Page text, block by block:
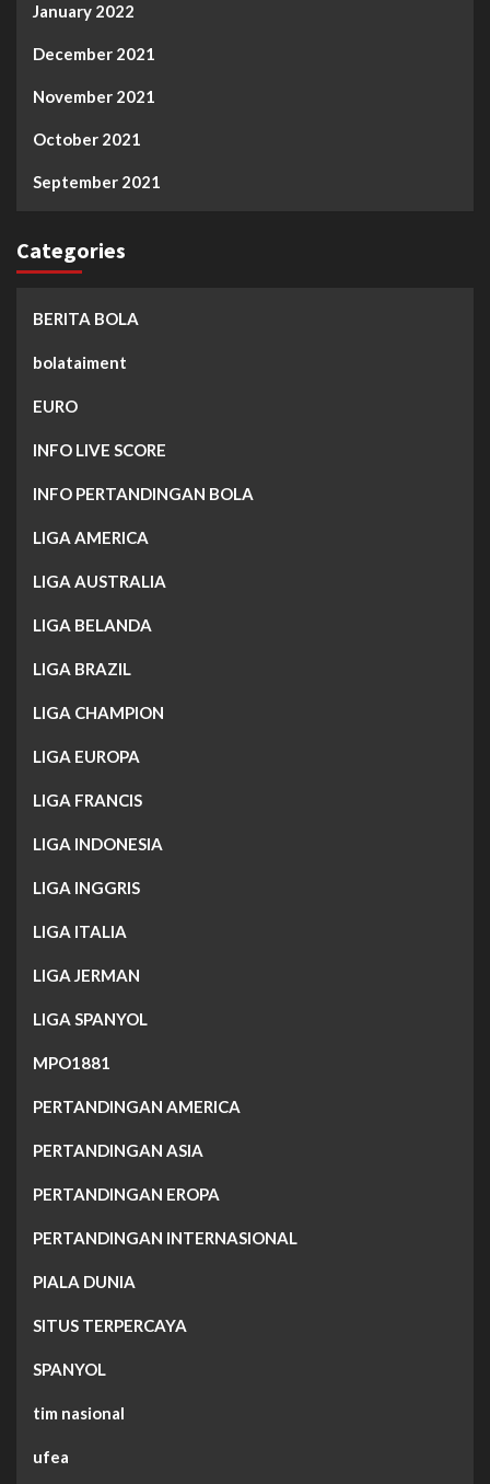
January 2022
December 2021
November 2021
October 2021
September 2021
Categories
BERITA BOLA
bolataiment
EURO
INFO LIVE SCORE
INFO PERTANDINGAN BOLA
LIGA AMERICA
LIGA AUSTRALIA
LIGA BELANDA
LIGA BRAZIL
LIGA CHAMPION
LIGA EUROPA
LIGA FRANCIS
LIGA INDONESIA
LIGA INGGRIS
LIGA ITALIA
LIGA JERMAN
LIGA SPANYOL
MPO1881
PERTANDINGAN AMERICA
PERTANDINGAN ASIA
PERTANDINGAN EROPA
PERTANDINGAN INTERNASIONAL
PIALA DUNIA
SITUS TERPERCAYA
SPANYOL
tim nasional
ufea